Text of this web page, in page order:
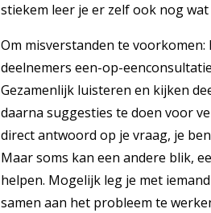
stiekem leer je er zelf ook nog wat
Om misverstanden te
deelnemers een-op-
Gezamenlijk luisteren en kijken
daarna suggesties te doen voor
direct antwoord op je vraag, je
Maar soms kan een andere blik,
helpen. Mogelijk leg je met
samen aan het probleem te